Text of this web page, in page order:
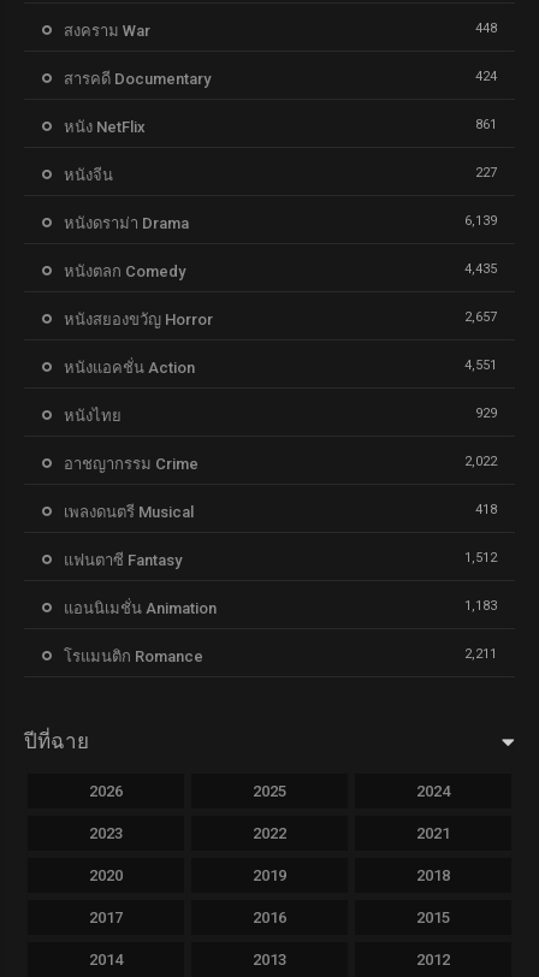
สงคราม War 448
สารคดี Documentary 424
หนัง NetFlix 861
หนังจีน 227
หนังดราม่า Drama 6,139
หนังตลก Comedy 4,435
หนังสยองขวัญ Horror 2,657
หนังแอคชั่น Action 4,551
หนังไทย 929
อาชญากรรม Crime 2,022
เพลงดนตรี Musical 418
แฟนตาซี Fantasy 1,512
แอนนิเมชั่น Animation 1,183
โรแมนติก Romance 2,211
ปีที่ฉาย
2026 2025 2024
2023 2022 2021
2020 2019 2018
2017 2016 2015
2014 2013 2012